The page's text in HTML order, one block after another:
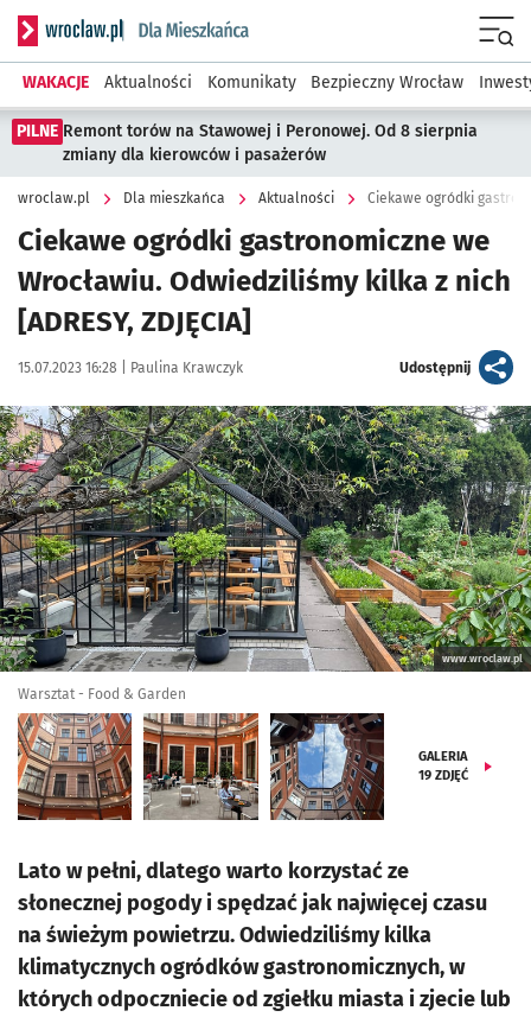
Serwis informacyjny wroclaw.pl podserwis: Dla mieszkańca
WAKACJE Aktualności Komunikaty Bezpieczny Wrocław
PILNE Remont torów na Stawowej i Peronowej. Od 8 sierpnia
zmiany dla kierowców i pasażerów
wroclaw.pl Dla mieszkańca Aktualności
Ciekawe ogródki gastronomiczne we
Wrocławiu. Odwiedziliśmy kilka z nich
[ADRESY, ZDJĘCIA]
Data publikacji:
15.07.2023 16:28 | Autor:
Paulina Krawczyk Udostępnijartykuł
Kliknij, aby zobaczyć galerię
Kliknij, aby powiększyć
www.wroclaw.pl
Warsztat - Food & Garden
GALERIA
19 ZDJĘĆ
Lato w pełni, dlatego warto korzystać ze
słonecznej pogody i spędzać jak najwięcej czasu
na świeżym powietrzu. Odwiedziliśmy kilka
klimatycznych ogródków gastronomicznych, w
których odpoczniecie od zgiełku miasta i zjecie lub